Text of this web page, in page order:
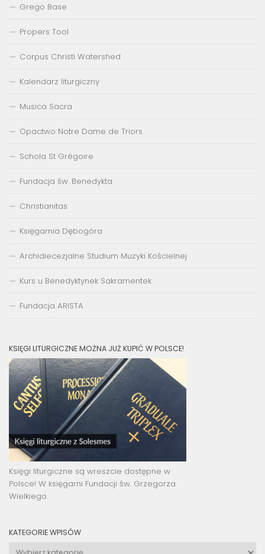
Grego Base
Propers Tool
Corpus Christi Watershed
Kalendarz liturgiczny
Musica Sacra
Opactwo Notre Dame de Triors
Schola St Grégoire
Fundacja św. Benedykta
Christianitas
Księgarnia Dębogóra
Archidiecezjalne Studium Muzyki Kościelnej
Kurs u Benedyktynek Sakramentek
Fundacja ARISTA
KSIĘGI LITURGICZNE MOŻNA JUŻ KUPIĆ W POLSCE!
Księgi liturgiczne są wreszcie dostępne w
Polsce! W księgarni Fundacji św. Grzegorza
Wielkiego.
KATEGORIE WPISÓW
Kategorie